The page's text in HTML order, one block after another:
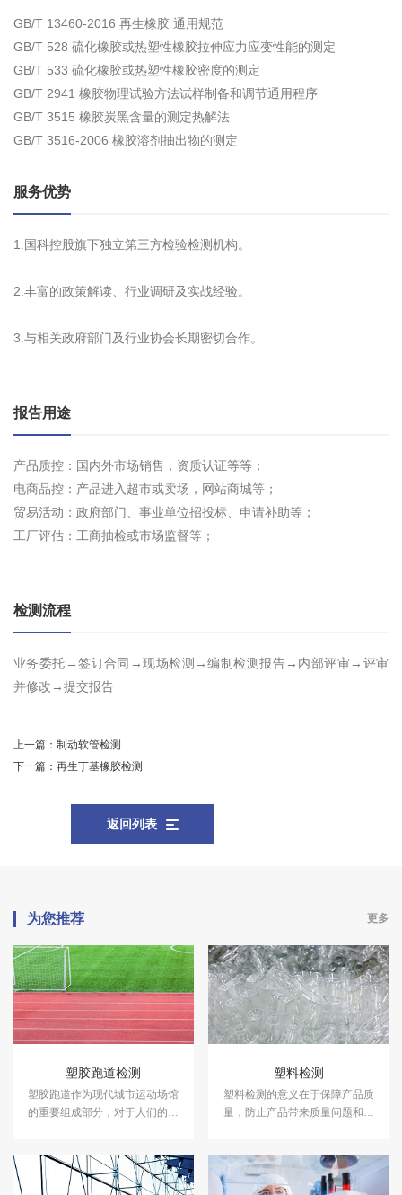
GB/T 13460-2016 再生橡胶 通用规范
GB/T 528 硫化橡胶或热塑性橡胶拉伸应力应变性能的测定
GB/T 533 硫化橡胶或热塑性橡胶密度的测定
GB/T 2941 橡胶物理试验方法试样制备和调节通用程序
GB/T 3515 橡胶炭黑含量的测定热解法
GB/T 3516-2006 橡胶溶剂抽出物的测定
服务优势
1.国科控股旗下独立第三方检验检测机构。
2.丰富的政策解读、行业调研及实战经验。
3.与相关政府部门及行业协会长期密切合作。
报告用途
产品质控：国内外市场销售，资质认证等等；
电商品控：产品进入超市或卖场，网站商城等；
贸易活动：政府部门、事业单位招投标、申请补助等；
工厂评估：工商抽检或市场监督等；
检测流程
业务委托→签订合同→现场检测→编制检测报告→内部评审→评审
并修改→提交报告
上一篇： 制动软管检测
下一篇： 再生丁基橡胶检测
返回列表
为您推荐 更多
塑胶跑道检测
塑胶跑道作为现代城市运动场馆
的重要组成部分，对于人们的健
测及其他各类运动场地检测。
塑料检测
塑料检测的意义在于保障产品质
量，防止产品带来质量问题和安
测、塑料成分分析等领域的检
测，并出具具有CMA资质的塑料